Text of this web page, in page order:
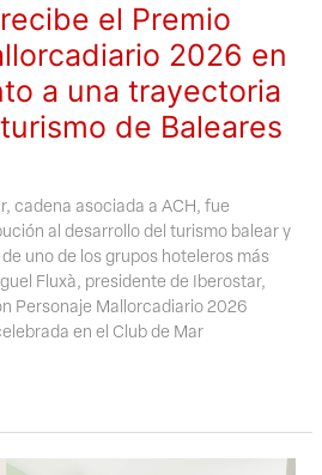
el Premio
2026 en
a una trayectoria
de Baleares
cadena asociada a ACH, fue
al desarrollo del turismo balear y
uno de los grupos hoteleros más
Fluxà, presidente de Iberostar,
Personaje Mallorcadiario 2026
en el Club de Mar